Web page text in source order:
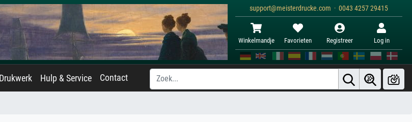
support@meisterdrucke.com · 0043 4257 29415
Winkelmandje Favorieten Registreer Log in
Drukwerk Hulp & Service Contact